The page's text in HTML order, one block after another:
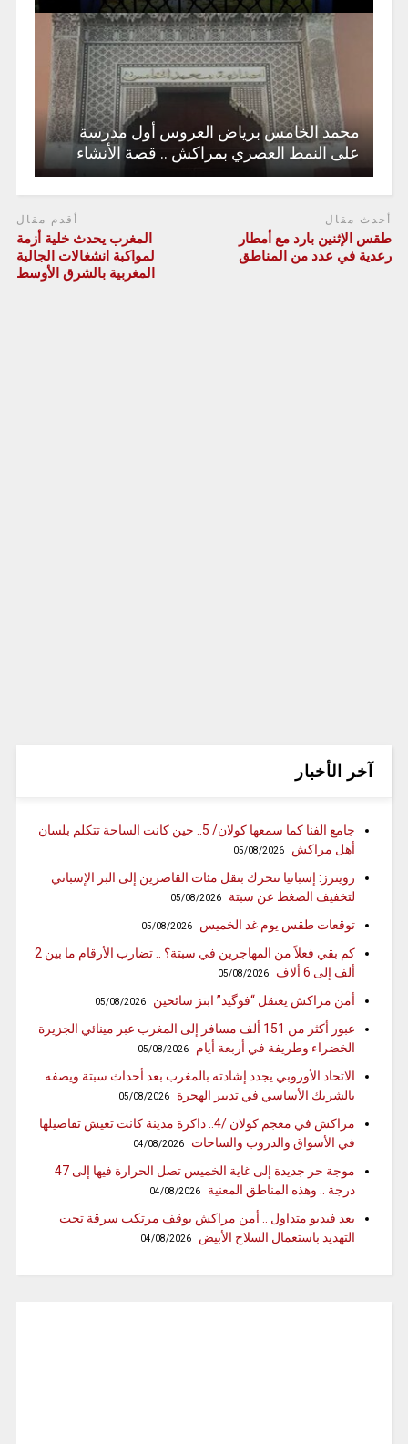
محمد الخامس برياض العروس أول مدرسة
على النمط العصري بمراكش .. قصة الأنشاء
أحدث مقال
طقس الإثنين بارد مع أمطار
رعدية في عدد من المناطق
أقدم مقال
المغرب يحدث خلية أزمة
لمواكبة انشغالات الجالية
المغربية بالشرق الأوسط
آخر الأخبار
جامع الفنا كما سمعها كولان/ 5.. حين كانت الساحة تتكلم بلسان
أهل مراكش
05/08/2026
رويترز: إسبانيا تتحرك بنقل مئات القاصرين إلى البر الإسباني
لتخفيف الضغط عن سبتة
05/08/2026
توقعات طقس يوم غد الخميس 05/08/2026
كم بقي فعلاً من المهاجرين في سبتة؟ .. تضارب الأرقام ما بين 2
ألف إلى 6 ألاف
05/08/2026
أمن مراكش يعتقل “فوگيد” ابتز سائحين 05/08/2026
عبور أكثر من 151 ألف مسافر إلى المغرب عبر مينائي الجزيرة
الخضراء وطريفة في أربعة أيام
05/08/2026
الاتحاد الأوروبي يجدد إشادته بالمغرب بعد أحداث سبتة ويصفه
بالشريك الأساسي في تدبير الهجرة
05/08/2026
مراكش في معجم كولان /4.. ذاكرة مدينة كانت تعيش تفاصيلها
في الأسواق والدروب والساحات
04/08/2026
موجة حر جديدة إلى غاية الخميس تصل الحرارة فيها إلى 47
درجة .. وهذه المناطق المعنية
04/08/2026
بعد فيديو متداول .. أمن مراكش يوقف مرتكب سرقة تحت
التهديد باستعمال السلاح الأبيض
04/08/2026